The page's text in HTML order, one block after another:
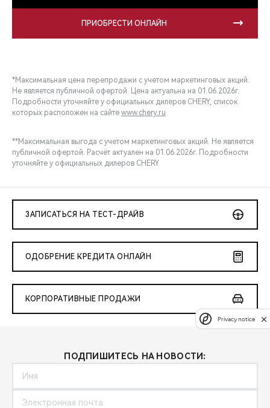
ПРИОБРЕСТИ ОНЛАЙН
*Максимальная цена перепродажи с учетом маркетинговых акций.
Не является публичной офертой. Цена актуальна на 01.06.2026г.
Подробности уточняйте у официальных дилеров CHERY, список
которых расположен на сайте www.chery.ru
**Максимальная выгода с учетом маркетинговых акций. Не является
публичной офертой. Расчёт актуален на 01.06.2026г. Подробности
уточняйте у официальных дилеров CHERY.
ЗАПИСАТЬСЯ НА ТЕСТ-ДРАЙВ
ОДОБРЕНИЕ КРЕДИТА ОНЛАЙН
КОРПОРАТИВНЫЕ ПРОДАЖИ
ПОДПИШИТЕСЬ НА НОВОСТИ:
Privacy notice